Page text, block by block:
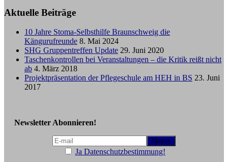
Aktuelle Beiträge
10 Jahre Stoma-Selbsthilfe Braunschweig die
Kängurufreunde 8. Mai 2024
SHG Gruppentreffen Update 29. Juni 2020
Taschenkontrollen bei Veranstaltungen – die Kritik reißt nicht
ab 4. März 2018
Projektpräsentation der Pflegeschule am HEH in BS 23. Juni
2017
Newsletter Abonnieren!
Ja Datenschutzbestimmung!